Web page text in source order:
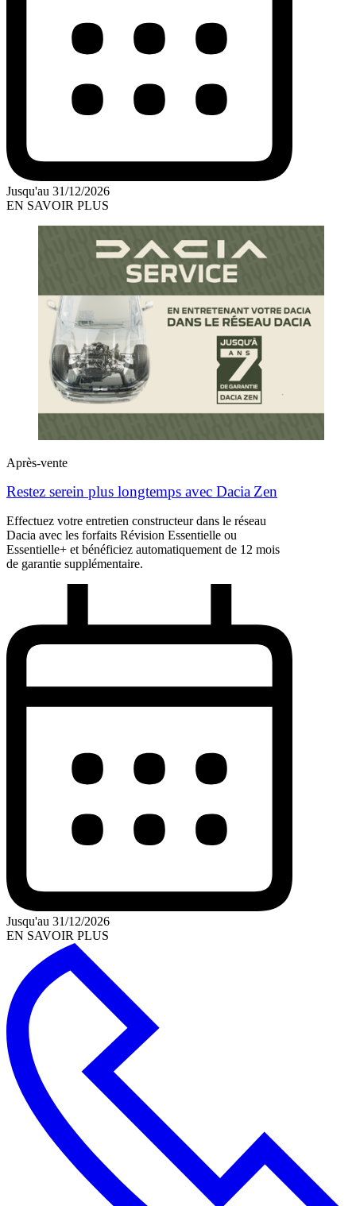
Jusqu'au 31/12/2026
EN SAVOIR PLUS
Après-vente
Restez serein plus longtemps avec Dacia Zen
Effectuez votre entretien constructeur dans le réseau
Dacia avec les forfaits Révision Essentielle ou
Essentielle+ et bénéficiez automatiquement de 12 mois
de garantie supplémentaire.
Jusqu'au 31/12/2026
EN SAVOIR PLUS